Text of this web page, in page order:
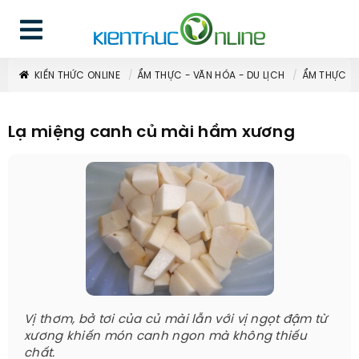
KIẾN THỨC ONLINE ẨM THỰC - VĂN HÓA - DU LỊCH ẨM THỰC
Lạ miệng canh củ mài hầm xương
Vị thơm, bở tơi của củ mài lẫn với vị ngọt đậm từ
xương khiến món canh ngon mà không thiếu
chất.